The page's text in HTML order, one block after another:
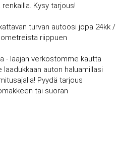
Kysy tarjous!
turvan autoosi jopa 24kk /
riippuen
- laajan verkostomme kautta
auton haluamillasi
Pyydä tarjous
tai suoran